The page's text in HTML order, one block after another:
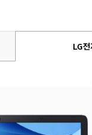
LG